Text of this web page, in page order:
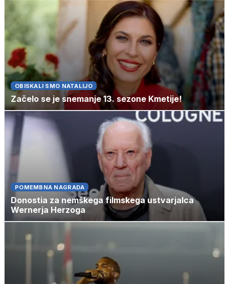
OBISKALI SMO NATALIJO
Začelo se je snemanje 13. sezone Kmetije!
POMEMBNA NAGRADA
Donostia za nemškega filmskega ustvarjalca
Wernerja Herzoga